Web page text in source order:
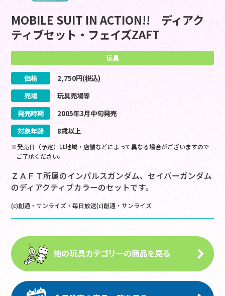
MOBILE SUIT IN ACTION!! ディアク
ティブセット・フェイズZAFT
玩具
価格 2,750円(税込)
売場
玩具売場等
発売時期
2005年3月中旬発売
対象年齢
8歳以上
※発売日（予定）は地域・店舗などによって異なる場合がございますので
ご了承ください。
ＺＡＦＴ所属のインパルスガンダム、セイバーガンダム
のディアクティブカラーのセットです。
(c)創通・サンライズ・毎日放送(c)創通・サンライズ